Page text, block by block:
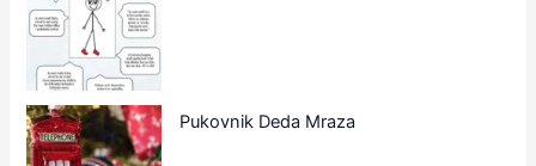
Pukovnik Deda Mraza